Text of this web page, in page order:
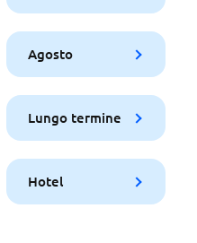
Agosto
Lungo termine
Hotel